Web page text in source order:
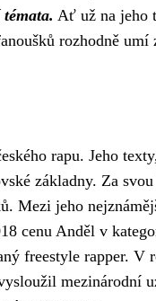
Ať už na jeho
rozhodně umí
rapu. Jeho
základny. Za
Mezi jeho
cenu Anděl v
freestyle rapper. V
mezinárodní